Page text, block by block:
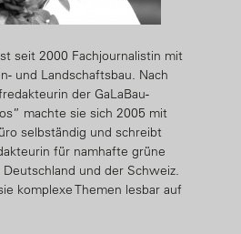
seit 2000 Fachjournalistin mit
und Landschaftsbau. Nach
der GaLaBau-
machte sie sich 2005 mit
selbständig und schreibt
für namhafte grüne
und der Schweiz.
komplexe Themen lesbar auf